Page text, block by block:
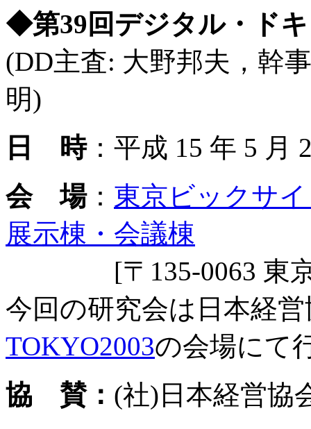
◆第39回デジタル・ド
(DD主査: 大野邦夫，幹
明)
日 時：平成 15 年 5 月
会 場： 東京ビックサ
展示棟・会議棟
[〒135-0063 東京
今回の研究会は日本経
TOKYO2003の会場にて
協 賛： (社)日本経営協